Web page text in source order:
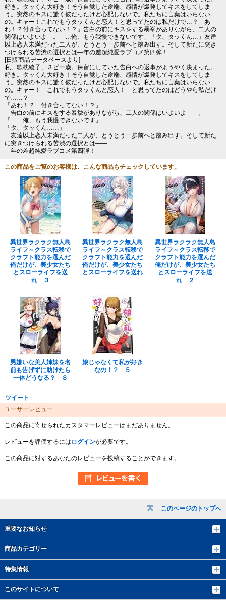
このページのトップへ
重要なお知らせ
商品カテゴリー
特集情報
このサイトについて
好き。タッくん大好き！そう自覚した途端、感情が爆発してキスをしてしま
う。突然のキスに驚く彼だったけど心配しないで。私たちに言葉はいらない
の。キャー！これでもうタッくんと恋人！と思ってたのは私だけで…？「あ
れ！？付き合ってない！？」告白の前にキスをする暴挙がありながら、二人の
関係はいよいよ―。「…俺、もう我慢できないです」「タ、タッくん…」友達
以上恋人未満だった二人が、とうとう一歩前へと踏み出す。そして新たに突き
つけられる苦渋の選択とは―年の差超純愛ラブコメ第四弾！
[日販商品データベースより]
私、歌枕綾子、３ピー歳。保留にしていた告白への返事がようやく決まった。
好き。タッくん大好き！そう自覚した途端、感情が爆発してキスをしてしま
う。突然のキスに驚く彼だったけど心配しないで。私たちに言葉はいらない
の。キャー！ これでもうタッくんと恋人！ と思ってたのはどうやら私だけ
で……？
「あれ！？ 付き合ってない！？」
告白の前にキスをする暴挙がありながら、二人の関係はいよいよ――。
「……俺、もう我慢できないです」
「タ、タッくん……」
友達以上恋人未満だった二人が、とうとう一歩前へと踏み出す。そして新た
に突きつけられる苦渋の選択とは――
年の差超純愛ラブコメ第四弾！
この商品をご覧のお客様は、こんな商品もチェックしています。
異世界ラクラク無人島
ライフ～クラス転移で
クラフト能力を選んだ
俺だけが、美少女たち
とスローライフを送
れ ３
異世界ラクラク無人島
ライフ～クラス転移で
クラフト能力を選んだ
俺だけが、美少女たち
とスローライフを送れ
異世界ラクラク無人島
ライフ～クラス転移で
クラフト能力を選んだ
俺だけが、美少女たち
とスローライフを送
れ ２
男嫌いな美人姉妹を名
前も告げずに助けたら
一体どうなる？ ８
娘じゃなくて私が好き
なの！？ ５
ツイート
ユーザーレビュー
この商品に寄せられたカスタマーレビューはまだありません。
レビューを評価するには ログインが必要です。
この商品に対するあなたのレビューを投稿することができます。